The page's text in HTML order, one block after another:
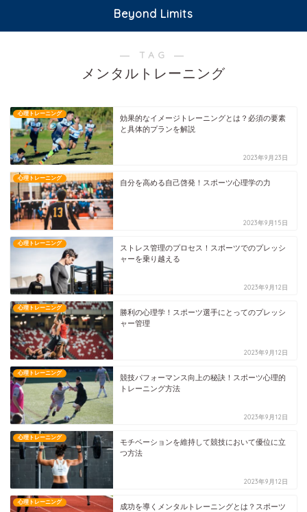
Beyond Limits
― TAG ―
メンタルトレーニング
心理トレーニング
効果的なイメージトレーニングとは？必須の要素
と具体的プランを解説
2023年9月23日
心理トレーニング
自分を高める自己啓発！スポーツ心理学の力
2023年9月15日
心理トレーニング
ストレス管理のプロセス！スポーツでのプレッシ
ャーを乗り越える
2023年9月12日
心理トレーニング
勝利の心理学！スポーツ選手にとってのプレッシ
ャー管理
2023年9月12日
心理トレーニング
競技パフォーマンス向上の秘訣！スポーツ心理的
トレーニング方法
2023年9月12日
心理トレーニング
モチベーションを維持して競技において優位に立
つ方法
2023年9月12日
心理トレーニング
成功を導くメンタルトレーニングとは？スポーツ